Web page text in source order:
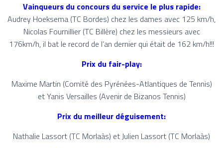
Vainqueurs du concours du service le plus rapide:
Audrey Hoeksema (TC Bordes) chez les dames avec 125 km/h,
Nicolas Fournillier (TC Billère) chez les messieurs avec
176km/h, il bat le record de l’an dernier qui était de 162 km/h!!!
Prix du fair-play:
Maxime Martin (Comité des Pyrénées-Atlantiques de Tennis)
et Yanis Versailles (Avenir de Bizanos Tennis)
Prix du meilleur déguisement:
Nathalie Lassort (TC Morlaàs) et Julien Lassort (TC Morlaàs)